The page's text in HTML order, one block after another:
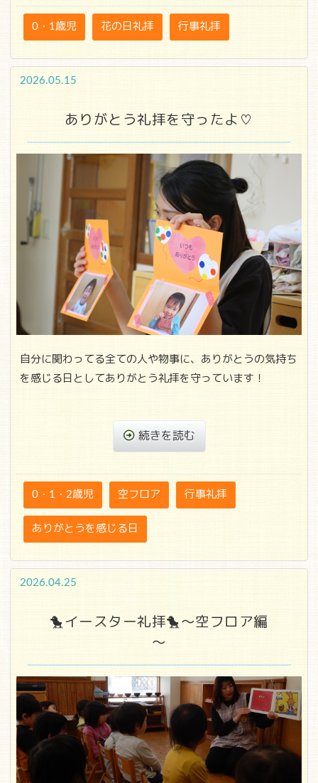
0・1歳児 花の日礼拝 行事礼拝
2026.05.15
ありがとう礼拝を守ったよ♡
自分に関わってる全ての人や物事に、ありがとうの気持ち
を感じる日としてありがとう礼拝を守っています！
続きを読む
0・1・2歳児 空フロア 行事礼拝
ありがとうを感じる日
2026.04.25
🐤イースター礼拝🐤～空フロア編
～